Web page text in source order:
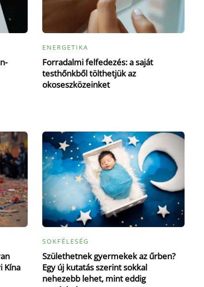
ENERGETIKA
Forradalmi felfedezés: a saját
testhőnkből tölthetjük az
okoseszközeinket
Kína
SOKFÉLESÉG
Születhetnek gyermekek az űrben?
Egy új kutatás szerint sokkal
nehezebb lehet, mint eddig